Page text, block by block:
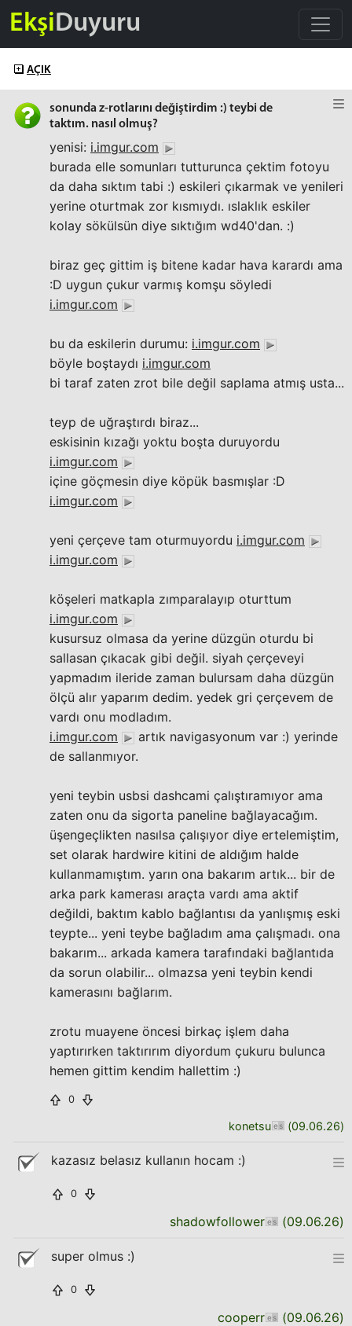
EkşiDuyuru
AÇIK
sonunda z-rotlarını değiştirdim :) teybi de
taktım. nasıl olmuş?
yenisi: i.imgur.com
burada elle somunları tutturunca çektim fotoyu
da daha sıktım tabi :) eskileri çıkarmak ve yenileri
yerine oturtmak zor kısmıydı. ıslaklık eskiler
kolay sökülsün diye sıktığım wd40'dan. :)
biraz geç gittim iş bitene kadar hava karardı ama
:D uygun çukur varmış komşu söyledi
i.imgur.com
bu da eskilerin durumu: i.imgur.com
böyle boştaydı i.imgur.com
bi taraf zaten zrot bile değil saplama atmış usta...
teyp de uğraştırdı biraz...
eskisinin kızağı yoktu boşta duruyordu
i.imgur.com
içine göçmesin diye köpük basmışlar :D
i.imgur.com
yeni çerçeve tam oturmuyordu i.imgur.com
i.imgur.com
köşeleri matkapla zımparalayıp oturttum
i.imgur.com
kusursuz olmasa da yerine düzgün oturdu bi
sallasan çıkacak gibi değil. siyah çerçeveyi
yapmadım ileride zaman bulursam daha düzgün
ölçü alır yaparım dedim. yedek gri çerçevem de
vardı onu modladım.
i.imgur.com
artık navigasyonum var :) yerinde
de sallanmıyor.
yeni teybin usbsi dashcami çalıştıramıyor ama
zaten onu da sigorta paneline bağlayacağım.
üşengeçlikten nasılsa çalışıyor diye ertelemiştim,
set olarak hardwire kitini de aldığım halde
kullanmamıştım. yarın ona bakarım artık... bir de
arka park kamerası araçta vardı ama aktif
değildi, baktım kablo bağlantısı da yanlışmış eski
teypte... yeni teybe bağladım ama çalışmadı. ona
bakarım... arkada kamera tarafındaki bağlantıda
da sorun olabilir... olmazsa yeni teybin kendi
kamerasını bağlarım.
zrotu muayene öncesi birkaç işlem daha
yaptırırken taktırırım diyordum çukuru bulunca
hemen gittim kendim hallettim :)
0
konetsu (09.06.26)
kazasız belasız kullanın hocam :)
0
shadowfollower (09.06.26)
super olmus :)
0
cooperr (09.06.26)